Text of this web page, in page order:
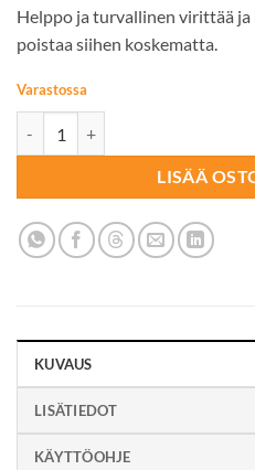
Helppo ja turvallinen virittää ja
poistaa siihen koskematta.
Varastossa
LISÄÄ
KUVAUS
LISÄTIEDOT
KÄYTTÖOHJE